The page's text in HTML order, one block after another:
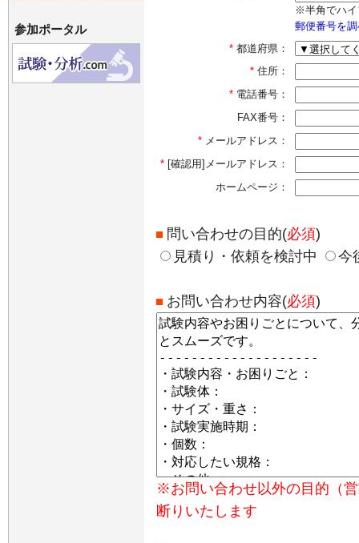
※半角でハイ
郵便番号を
* 都道府県：
* 住所：
* 電話番号：
FAX番号：
* メールアドレス：
* [確認用]メールアドレス：
ホームページ：
問い合わせの目的(必須)
見積り・依頼を検討中
今
お問い合わせ内容(必須)
※お問い合わせ以外の目的（
断りいたします
参加ポータル